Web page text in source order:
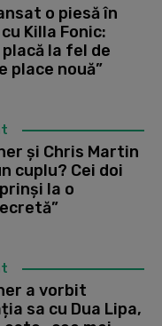
o piesă în
Killa Fonic:
placă la fel de
place nouă”
și Chris Martin
cuplu? Cei doi
la o
a vorbit
sa cu Dua Lipa,